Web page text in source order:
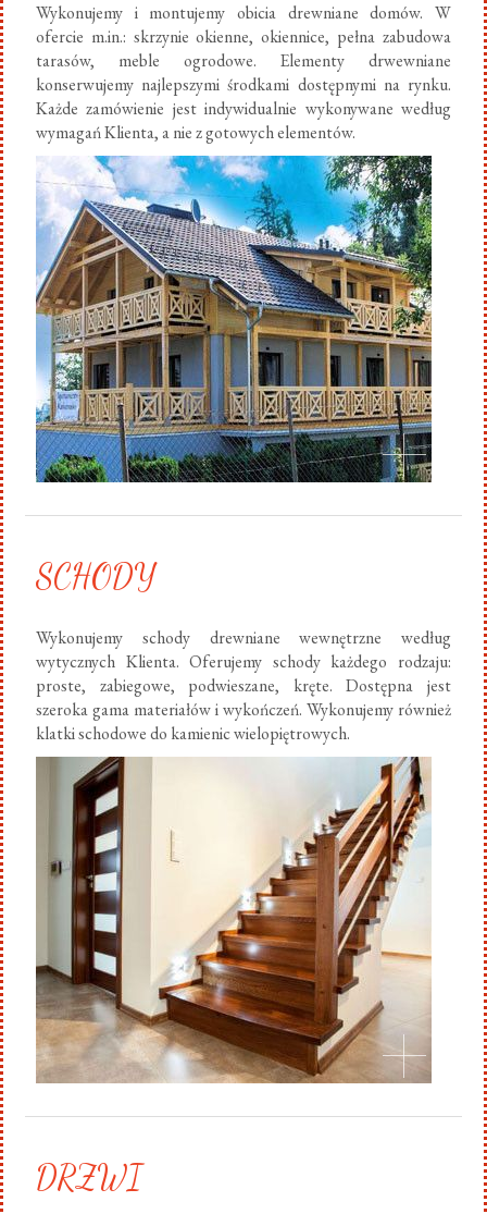
Wykonujemy i montujemy obicia drewniane domów. W
ofercie m.in.: skrzynie okienne, okiennice, pełna zabudowa
tarasów, meble ogrodowe. Elementy drwewniane
konserwujemy najlepszymi środkami dostępnymi na rynku.
Każde zamówienie jest indywidualnie wykonywane według
wymagań Klienta, a nie z gotowych elementów.
SCHODY
Wykonujemy schody drewniane wewnętrzne według
wytycznych Klienta. Oferujemy schody każdego rodzaju:
proste, zabiegowe, podwieszane, kręte. Dostępna jest
szeroka gama materiałów i wykończeń. Wykonujemy również
klatki schodowe do kamienic wielopiętrowych.
DRZWI